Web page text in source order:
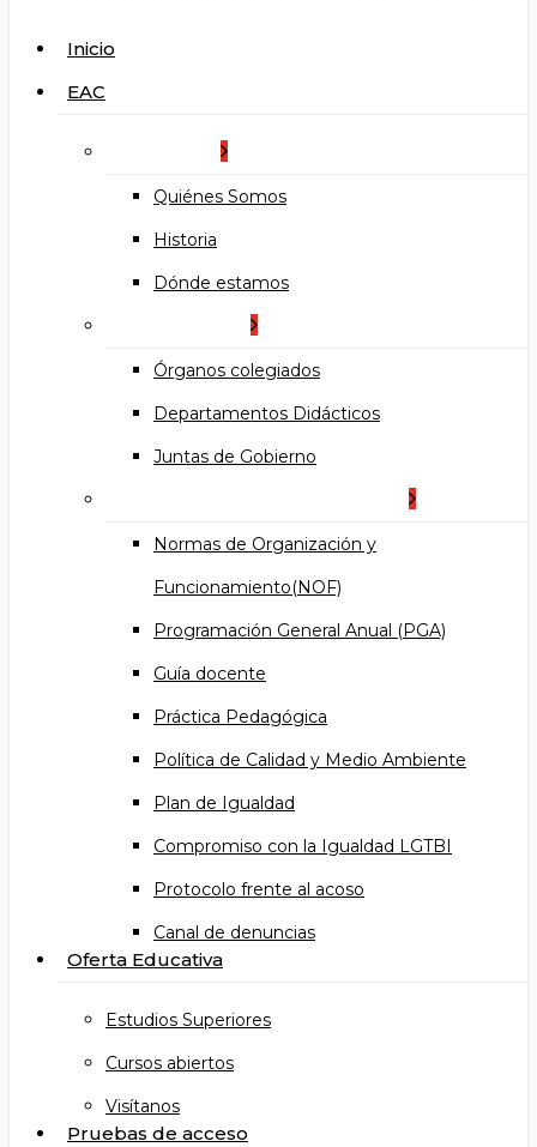
search
Menu
Inicio
EAC
Quiénes Somos
Historia
Dónde estamos
Órganos colegiados
Departamentos Didácticos
Juntas de Gobierno
Normas de Organización y
Funcionamiento(NOF)
Programación General Anual (PGA)
Guía docente
Práctica Pedagógica
Política de Calidad y Medio Ambiente
Plan de Igualdad
Compromiso con la Igualdad LGTBI
Protocolo frente al acoso
Canal de denuncias
Oferta Educativa
Estudios Superiores
Cursos abiertos
Visítanos
Pruebas de acceso